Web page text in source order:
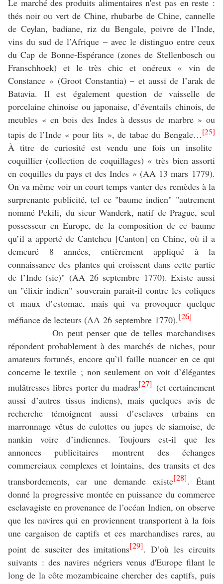
Le marché des produits alimentaires n'est pas en reste :
thés noir ou vert de Chine, rhubarbe de Chine, cannelle
de Ceylan, badiane, riz du Bengale, poivre de l’Inde,
vins du sud de l’Afrique – avec le distinguo entre ceux
du Cap de Bonne-Espérance (zones de Stellenbosch ou
Franschhoek) et le très chic et onéreux « vin de
Constance » (Groot Constantia) – et aussi de l’arak de
Batavia. Il est également question de vaisselle de
porcelaine chinoise ou japonaise, d’éventails chinois, de
meubles « en bois des Indes à dessus de marbre » ou
tapis de l’Inde « pour lits », de tabac du Bengale…[25]
À titre de curiosité est vendu une fois un insolite
coquillier (collection de coquillages) « très bien assorti
en coquilles du pays et des Indes » (AA 13 mars 1779).
On va même voir un court temps vanter des remèdes à la
surprenante publicité, tel ce "baume indien" "autrement
nommé Pekili, du sieur Wanderk, natif de Prague, seul
possesseur en Europe, de la composition de ce baume
qu’il a apporté de Canteheu [Canton] en Chine, où il a
demeuré 8 années, entièrement appliqué à la
connaissance des plantes qui croissent dans cette partie
de l’Inde (sic)" (AA 26 septembre 1770). Existe aussi
un "élixir indien" souverain parait-il contre les coliques
et maux d’estomac, mais qui va provoquer quelque
méfiance de lecteurs (AA 26 septembre 1770).[26]
On peut penser que de telles marchandises
répondent probablement à des marchés de niches, pour
amateurs fortunés, encore qu’il faille nuancer en ce qui
concerne le textile ; non seulement on voit d’élégantes
mulâtresses libres porter du madras[27] (et certainement
aussi d’autres tissus indiens), mais quelques avis de
recherche témoignent aussi d’esclaves urbains en
marronnage vêtus de culottes ou jupes de siamoise, de
nankin voire d’indiennes. Toujours est-il que les
annonces publicitaires montrent des échanges
commerciaux complexes et lointains, des transits et des
transbordements, car une demande existe[28]. Étant
donné la progressive montée en puissance du commerce
esclavagiste en provenance de l’océan Indien, on observe
que les navires qui en proviennent transportent à la fois
une cargaison de captifs et ces marchandises rares, au
point de susciter des imitations[29]. D’où les circuits
suivants : des navires négriers venus d'Europe filant le
long de la côte mozambicaine chercher des captifs, puis